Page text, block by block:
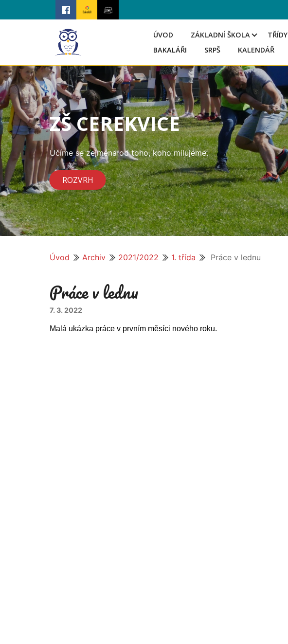
ÚVOD ZÁKLADNÍ ŠKOLA TŘÍDY
BAKALÁŘI
SRPŠ KALENDÁŘ
ZŠ CEREKVICE
Učíme se zejména od toho, koho milujeme.
ROZVRH
Úvod Archiv 2021/2022 1. třída Práce v lednu
Práce v lednu
7. 3. 2022
Malá ukázka práce v prvním měsíci nového roku.